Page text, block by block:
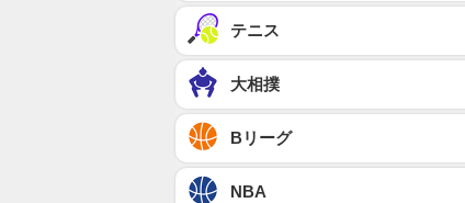
テニス
大相撲
Bリーグ
NBA